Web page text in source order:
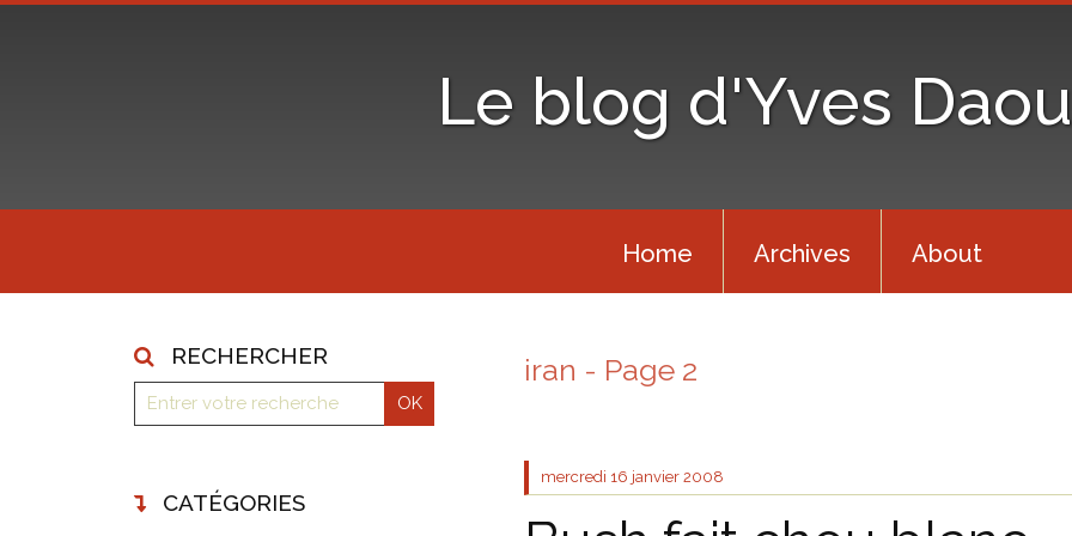
Le blog d'Yves
Home Archives About
RECHERCHER
CATÉGORIES
iran - Page 2
mercredi 16 janvier 2008